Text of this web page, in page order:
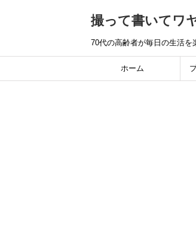
撮って書いてワ
70代の高齢者が毎日の生活を
ホーム